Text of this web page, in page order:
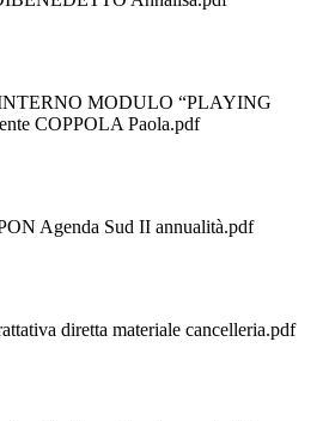
MODULO “PLAYING
COPPOLA Paola.pdf
Agenda Sud II annualità.pdf
diretta materiale cancelleria.pdf